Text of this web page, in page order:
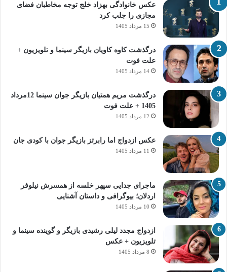
عکس خانوادگی بهزاد خلج توجه مخاطبان فضای
مجازی را جلب کرد
15 مرداد 1405
درگذشت کاوه کاویان بازیگر سینما و تلویزیون +
علت فوت
14 مرداد 1405
درگذشت مریم همتیان بازیگر جوان سینما 12مرداد
1405 + علت فوت
12 مرداد 1405
عکس ازدواج اما رابرتز بازیگر جوان با کودی جان
11 مرداد 1405
ماجرای جدایی سپهر خلسه از همسرش نیلوفر
اردلان؛ بیوگرافی و داستان آشنایی
10 مرداد 1405
ازدواج مجدد لیلی رشیدی بازیگر و گوینده سینما و
تلویزیون + عکس
8 مرداد 1405